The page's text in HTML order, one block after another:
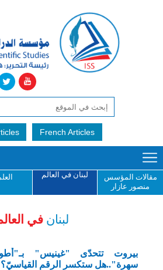
French Articles
مقالات المؤسس
منصور عازار
لبنان في العالم
لبنان في
بيروت تتحدّى "غينيس"
سهرة"..هل ستكسر الرقم القياسيّ؟